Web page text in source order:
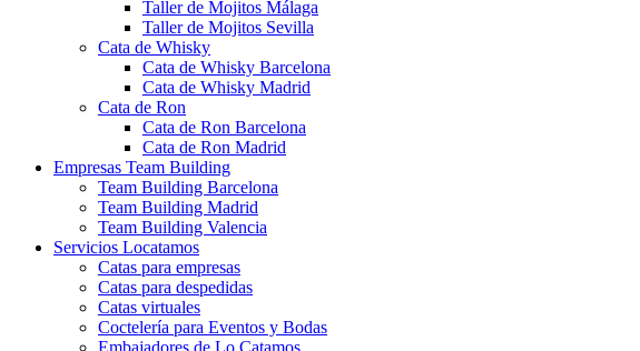
Taller de Mojitos Málaga
Taller de Mojitos Sevilla
Cata de Whisky
Cata de Whisky Barcelona
Cata de Whisky Madrid
Cata de Ron
Cata de Ron Barcelona
Cata de Ron Madrid
Empresas Team Building
Team Building Barcelona
Team Building Madrid
Team Building Valencia
Servicios Locatamos
Catas para empresas
Catas para despedidas
Catas virtuales
Coctelería para Eventos y Bodas
Embajadores de Lo Catamos